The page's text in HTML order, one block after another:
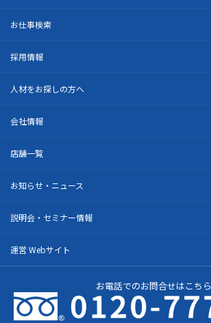
お仕事検索
採用情報
人材をお探しの方へ
会社情報
店舗一覧
お知らせ・ニュース
説明会・セミナー情報
運営 Webサイト
お電話でのお問合せはこちら